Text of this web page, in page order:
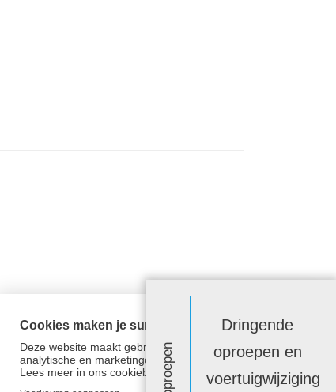
Cookies maken je surfervaring beter!
Deze website maakt gebruik van functionele,
analytische en marketingcookies.
Lees meer in ons cookiebeleid.
Dringende
oproepen en
voertuigwijziging